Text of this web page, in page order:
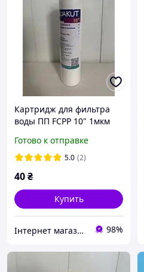
Картридж для фильтра
воды ПП FCPP 10" 1мкм
Готово к отправке
5.0 (2)
40₴
Купить
Інтернет магазин WELCOME 98%